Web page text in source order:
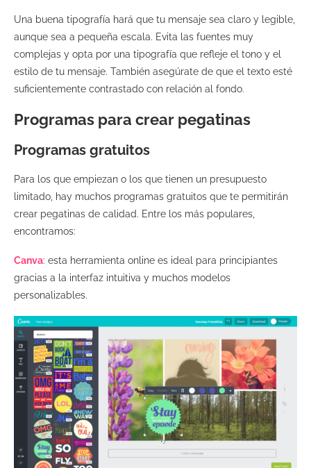
Una buena tipografía hará que tu mensaje sea claro y legible,
aunque sea a pequeña escala. Evita las fuentes muy
complejas y opta por una tipografía que refleje el tono y el
estilo de tu mensaje. También asegúrate de que el texto esté
suficientemente contrastado con relación al fondo.
Programas para crear pegatinas
Programas gratuitos
Para los que empiezan o los que tienen un presupuesto
limitado, hay muchos programas gratuitos que te permitirán
crear pegatinas de calidad. Entre los más populares,
encontramos:
Canva: esta herramienta online es ideal para principiantes
gracias a la interfaz intuitiva y muchos modelos
personalizables.